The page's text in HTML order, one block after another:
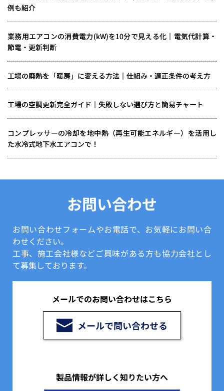
例も紹介
業務用エアコンの消費電力(kW)を10分で見える化｜電気代計算・
節電・更新判断
工場の廃熱を「暖房」に変える方法｜仕組み・適正条件の考え方
工場の空調更新完全ガイド｜失敗しない選び方と簡易チャート
コンプレッサーの冷却を地中熱（再生可能エネルギー）を活用し
た水冷式地下水エアコンで！
お問い合わせ
お問い合わせフォームやお電話で、お気軽にお問い合
わせください。
工事、施工会社様などご興味がある方も協力会社とし
て募集しております。
メールでのお問い合わせはこちら
メールで問い合わせる
製品情報が詳しく知りたい方へ